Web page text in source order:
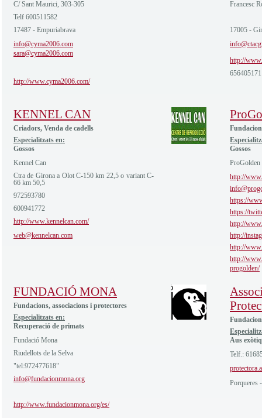
C/ Sant Maurici, 303-305
Telf 600511582
17487 - Empuriabrava
info@cyma2006.com
sara@cyma2006.com
http://www.cyma2006.com/
Francesc
17005 -
http://
656405171
KENNEL CAN
Criadors, Venda de cadells
Especialitzats en:
Gossos
Kennel Can
Ctra de Girona a Olot C-150 km 22,5 o variant C-
66 km 50,5
972593780
600941772
http://www.kennelcan.com/
web@kennelcan.com
Gossos
ProGolden
http://
https://
https://
http://
http://
http://
http://
progolden/
FUNDACIÓ MONA
Fundacions, associacions i protectores
Especialitzats en:
Recuperació de primats
Fundació Mona
Riudellots de la Selva
"tel:972477618"
info@fundacionmona.org
http://www.fundacionmona.org/es/
Aus
Telf.:
Porqueres